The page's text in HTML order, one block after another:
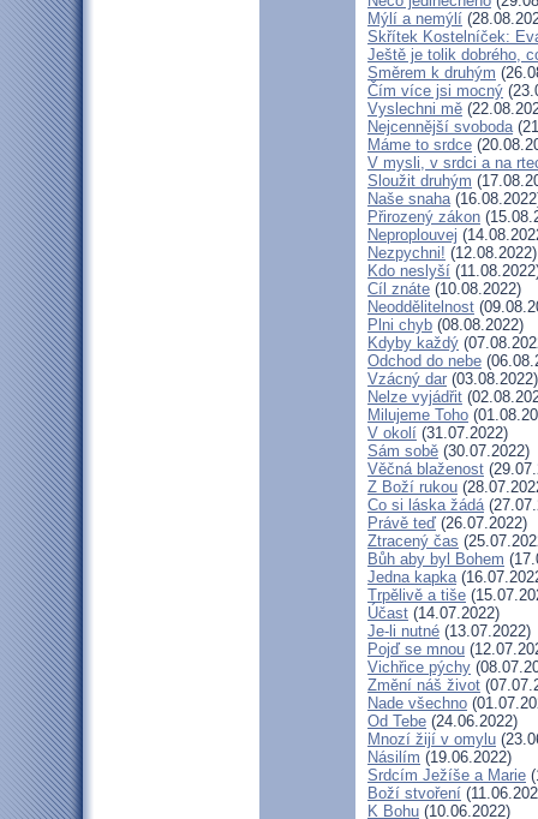
Mýlí a nemýlí
Skřítek Kostelníček:
Ještě je tolik dobrého,
Směrem k druhým
Čím více jsi mocný
Vyslechni mě
Nejcennější svoboda
Máme to srdce
V mysli, v srdci a na
Sloužit druhým
Naše snaha
Přirozený zákon
Neproplouvej
Nezpychni! (12.08.2022)
Kdo neslyší
Cíl znáte (10.08.2022)
Neoddělitelnost
Plni chyb (08.08.2022)
Kdyby každý
Odchod do nebe
Vzácný dar (03.08.2022)
Nelze vyjádřit
Milujeme Toho
V okolí (31.07.2022)
Sám sobě (30.07.2022)
Věčná blaženost
Z Boží rukou
Co si láska žádá
Právě teď (26.07.2022)
Ztracený čas
Bůh aby byl Bohem
Jedna kapka
Trpělivě a tiše
Účast (14.07.2022)
Je-li nutné (13.07.2022)
Pojď se mnou
Vichřice pýchy
Změní náš život
Nade všechno
Od Tebe (24.06.2022)
Mnozí žijí v omylu
Násilím (19.06.2022)
Srdcím Ježíše a Marie
Boží stvoření
K Bohu (10.06.2022)